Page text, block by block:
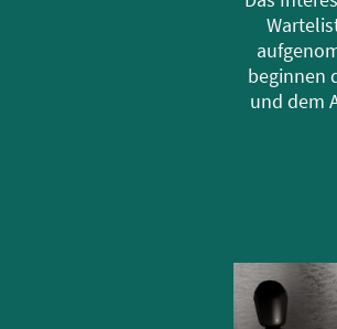
beginnen
und dem